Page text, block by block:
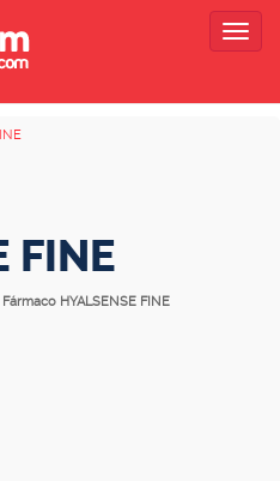
FINE
HYALSENSE FINE